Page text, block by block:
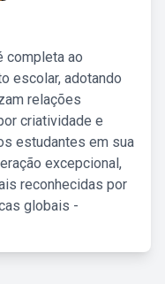
completa ao
escolar, adotando
relações
criatividade e
estudantes em sua
excepcional,
reconhecidas por
globais -